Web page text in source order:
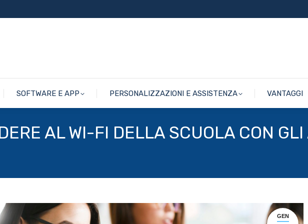
SOFTWARE E APP PERSONALIZZAZIONI E ASSISTENZA VANTAGGI
AL WI-FI DELLA SCUOLA CON
GEN